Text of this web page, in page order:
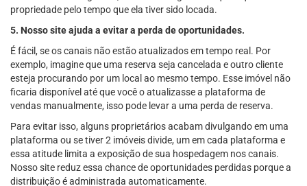
propriedade pelo tempo que ela tiver sido locada.
5. Nosso site ajuda a evitar a perda de oportunidades.
É fácil, se os canais não estão atualizados em tempo real. Por
exemplo, imagine que uma reserva seja cancelada e outro cliente
esteja procurando por um local ao mesmo tempo. Esse imóvel não
ficaria disponível até que você o atualizasse a plataforma de
vendas manualmente, isso pode levar a uma perda de reserva.
Para evitar isso, alguns proprietários acabam divulgando em uma
plataforma ou se tiver 2 imóveis divide, um em cada plataforma e
essa atitude limita a exposição de sua hospedagem nos canais.
Nosso site reduz essa chance de oportunidades perdidas porque a
distribuição é administrada automaticamente.